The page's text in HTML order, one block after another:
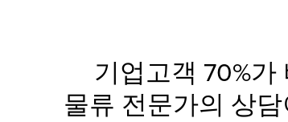
기업고객 70%가
물류 전문가의 상